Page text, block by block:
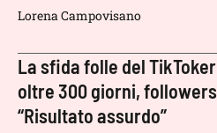
Lorena Campovisano
La sfida folle del
oltre 300 giorni,
“Risultato assurdo”